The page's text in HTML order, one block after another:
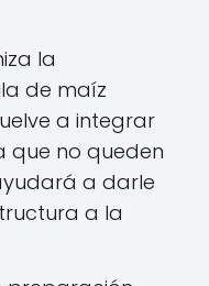
la
de maíz
a integrar
que no queden
a darle
a la